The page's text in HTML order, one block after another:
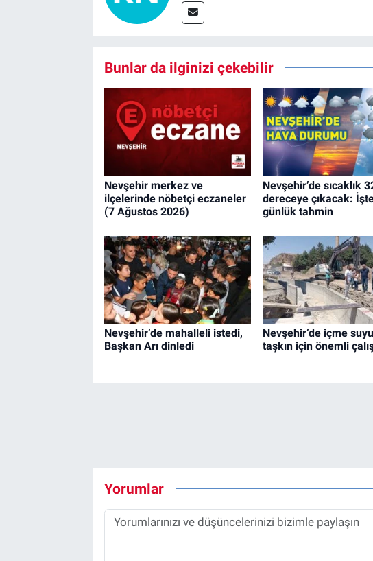
Bunlar da ilginizi çekebilir
Nevşehir merkez ve
ilçelerinde nöbetçi eczaneler
(7 Ağustos 2026)
Nevşehir’de sıcaklık
dereceye çıkacak:
günlük tahmin
Nevşehir’de mahalleli istedi,
Başkan Arı dinledi
Nevşehir’de içme
taşkın için önemli
Yorumlar